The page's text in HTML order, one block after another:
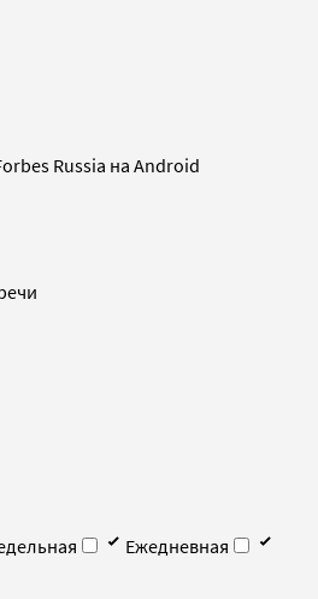
Russia на Android
Ежедневная